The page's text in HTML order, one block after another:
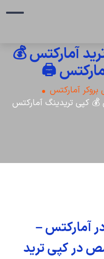
آمارکتس 💰
🖨️
آمارکتس
کپی تریدینگ آمارکتس
آمارکتس –
در کپی ترید